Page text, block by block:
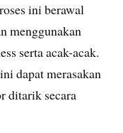
ini berawal
menggunakan
serta acak-acak.
dapat merasakan
ditarik secara